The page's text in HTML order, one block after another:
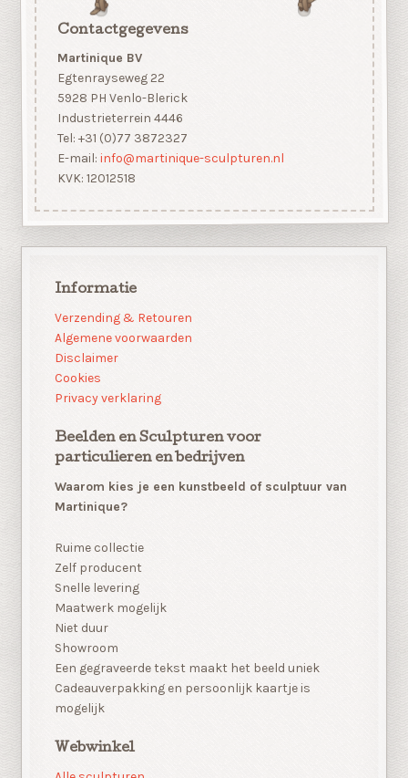
Contactgegevens
Martinique BV
Egtenrayseweg 22
5928 PH Venlo-Blerick
Industrieterrein 4446
Tel: +31 (0)77 3872327
E-mail: info@martinique-sculpturen.nl
KVK: 12012518
Informatie
Verzending & Retouren
Algemene voorwaarden
Disclaimer
Cookies
Privacy verklaring
Beelden en Sculpturen voor
particulieren en bedrijven
Waarom kies je een kunstbeeld of sculptuur van
Martinique?
Ruime collectie
Zelf producent
Snelle levering
Maatwerk mogelijk
Niet duur
Showroom
Een gegraveerde tekst maakt het beeld uniek
Cadeauverpakking en persoonlijk kaartje is
mogelijk
Webwinkel